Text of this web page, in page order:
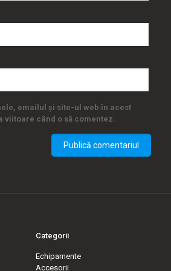
emailul și site-ul web în acest
viitoare când o să comentez.
Categorii
Echipamente
Accesorii